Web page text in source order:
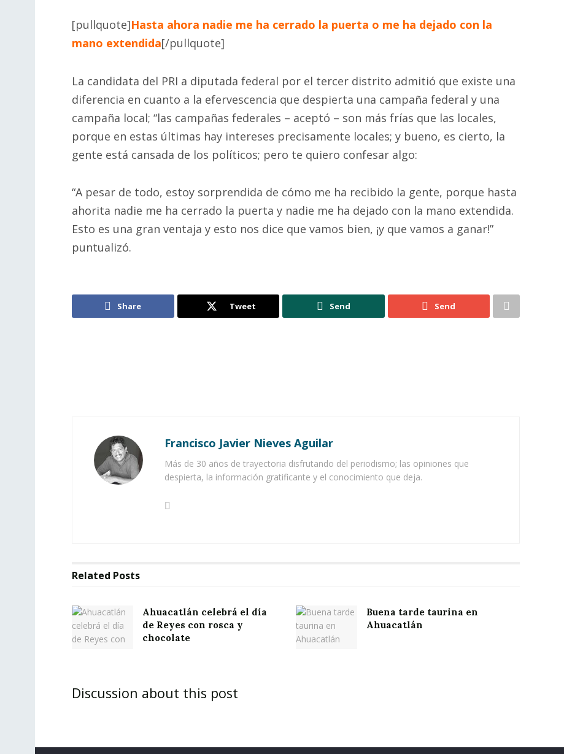
[pullquote]Hasta ahora nadie me ha cerrado la puerta o me ha dejado con la
mano extendida[/pullquote]
La candidata del PRI a diputada federal por el tercer distrito admitió que existe una
diferencia en cuanto a la efervescencia que despierta una campaña federal y una
campaña local; “las campañas federales – aceptó – son más frías que las locales,
porque en estas últimas hay intereses precisamente locales; y bueno, es cierto, la
gente está cansada de los políticos; pero te quiero confesar algo:
“A pesar de todo, estoy sorprendida de cómo me ha recibido la gente, porque hasta
ahorita nadie me ha cerrado la puerta y nadie me ha dejado con la mano extendida.
Esto es una gran ventaja y esto nos dice que vamos bien, ¡y que vamos a ganar!”
puntualizó.
Share Tweet Send Send
Francisco Javier Nieves Aguilar
Más de 30 años de trayectoria disfrutando del periodismo; las opiniones que
despierta, la información gratificante y el conocimiento que deja.
Related Posts
Ahuacatlán celebrá el día
de Reyes con rosca y
chocolate
Buena tarde taurina en
Ahuacatlán
Discussion about this post